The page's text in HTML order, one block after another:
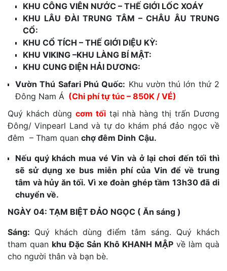
KHU CÔNG VIÊN NƯỚC – THẾ GIỚI LỐC XOÁY
KHU LÂU ĐÀI TRUNG TÂM – CHÂU ÂU TRUNG
CỔ:
KHU CỔ TÍCH – THẾ GIỚI DIỆU KỲ:
KHU VIKING –KHU LÀNG BÍ MẬT:
KHU CUNG ĐIỆN HẢI DƯƠNG:
Vườn Thú Safari Phú Quốc: Khu vườn thú lớn thứ 2
Đông Nam Á (Chi phí tự túc – 850K / VÉ)
Quý khách dùng cơm tốitại nhà hàng thị trấn Dương
Đông/ Vinpearl Land và tự do khám phá đảo ngọc về
đêm – Tham quan chợ đêm Dinh Cậu.
Nếu quý khách mua vé Vin và ở lại chơi đến tối thì
sẽ sử dụng xe bus miễn phí của Vin để về trung
tâm và hủy ăn tối. Vì xe đoàn ghép tầm 13h30 đã di
chuyển về.
NGÀY 04: TẠM BIỆT ĐẢO NGỌC ( Ăn sáng )
Sáng: Quý khách dùng điểm tâm sáng. Quý khách
tham quan khu Đặc Sản Khô KHANH MẬP về làm quà
cho người thân và bạn bè.